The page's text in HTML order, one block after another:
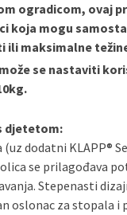
ogradicom, ovaj
koja mogu
ili maksimalne
se nastaviti
djetetom:
dodatni KLAPP®
se prilagođava
Stepenasti
oslonac za stopala i